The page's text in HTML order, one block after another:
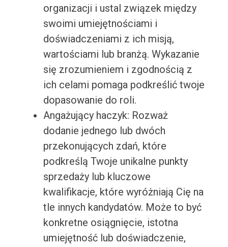
organizacji i ustal związek między
swoimi umiejętnościami i
doświadczeniami z ich misją,
wartościami lub branżą. Wykazanie
się zrozumieniem i zgodnością z
ich celami pomaga podkreślić twoje
dopasowanie do roli.
Angażujący haczyk: Rozważ
dodanie jednego lub dwóch
przekonujących zdań, które
podkreślą Twoje unikalne punkty
sprzedaży lub kluczowe
kwalifikacje, które wyróżniają Cię na
tle innych kandydatów. Może to być
konkretne osiągnięcie, istotna
umiejętność lub doświadczenie,